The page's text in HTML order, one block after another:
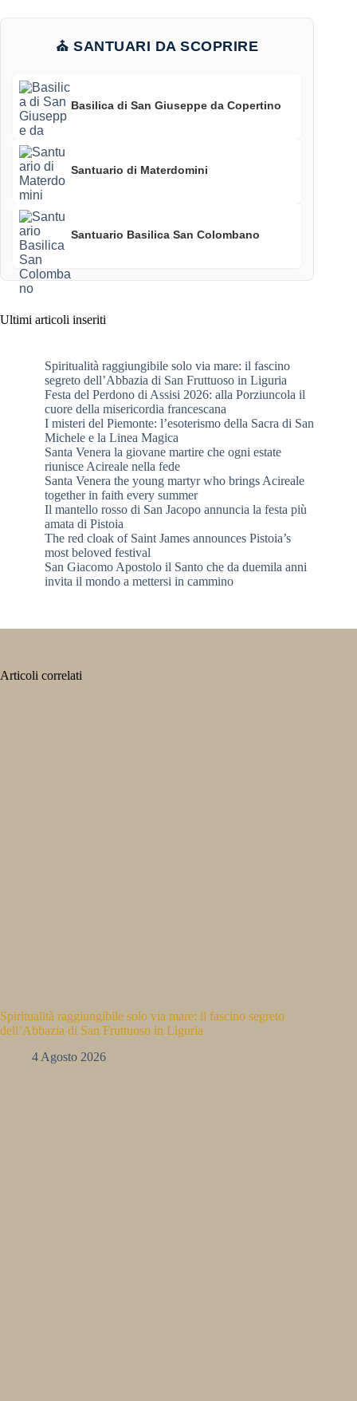
⛪ SANTUARI DA SCOPRIRE
Basilica di San Giuseppe da Copertino
Santuario di Materdomini
Santuario Basilica San Colombano
Ultimi articoli inseriti
Spiritualità raggiungibile solo via mare: il fascino
segreto dell’Abbazia di San Fruttuoso in Liguria
Festa del Perdono di Assisi 2026: alla Porziuncola il
cuore della misericordia francescana
I misteri del Piemonte: l’esoterismo della Sacra di San
Michele e la Linea Magica
Santa Venera la giovane martire che ogni estate
riunisce Acireale nella fede
Santa Venera the young martyr who brings Acireale
together in faith every summer
Il mantello rosso di San Jacopo annuncia la festa più
amata di Pistoia
The red cloak of Saint James announces Pistoia’s
most beloved festival
San Giacomo Apostolo il Santo che da duemila anni
invita il mondo a mettersi in cammino
Articoli correlati
Spiritualità raggiungibile solo via mare: il fascino segreto
dell’Abbazia di San Fruttuoso in Liguria
4 Agosto 2026